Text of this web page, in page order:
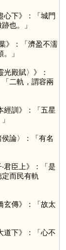
心下》：「城門
也。」
》：「濟盈不濡
」
光殿賦〉》：
「二軌，謂容兩
經訓》：「五星
論〉：「有名
君臣上》：「是
而民有軌
玄傳》：「故太
道下》：「心不